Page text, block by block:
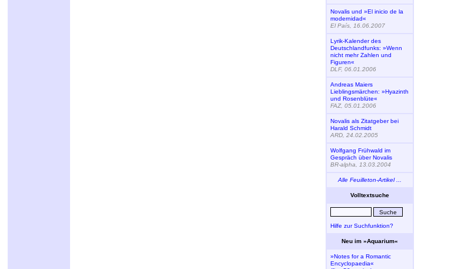
Novalis und »El inicio de la
modernidad«
El País, 16.06.2007
Lyrik-Kalender des
Deutschlandfunks: »Wenn
nicht mehr Zahlen und
Figuren«
DLF, 06.01.2006
Andreas Maiers
Lieblingsmärchen: »Hyazinth
und Rosenblüte«
FAZ, 05.01.2006
Novalis als Zitatgeber bei
Harald Schmidt
ARD, 24.02.2005
Wolfgang Frühwald im
Gespräch über Novalis
BR-alpha, 13.03.2004
Alle Feuilleton-Artikel ...
Volltextsuche
Hilfe zur Suchfunktion?
Neu im »Aquarium«
»Notes for a Romantic
Encyclopaedia«